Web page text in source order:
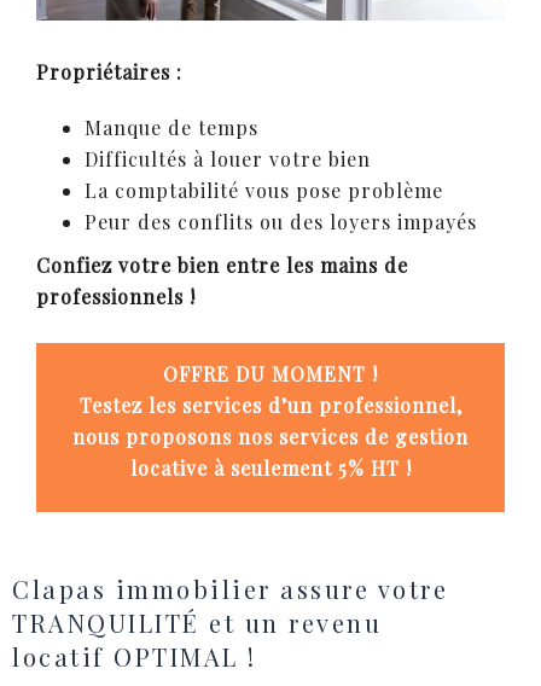
Propriétaires :
Manque de temps
Difficultés à louer votre bien
La comptabilité vous pose problème
Peur des conflits ou des loyers impayés
Confiez votre bien entre les mains de
professionnels !
OFFRE DU MOMENT !
Testez les services d’un professionnel,
nous proposons nos services de gestion
locative à seulement 5% HT !
Clapas immobilier assure votre
TRANQUILITÉ et un revenu
locatif OPTIMAL !